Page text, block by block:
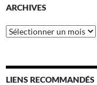
ARCHIVES
Archives
LIENS RECOMMANDÉS